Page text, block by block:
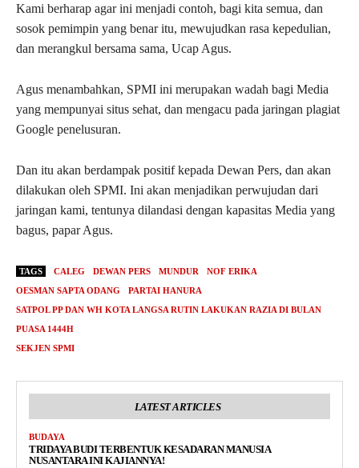
Kami berharap agar ini menjadi contoh, bagi kita semua, dan
sosok pemimpin yang benar itu, mewujudkan rasa kepedulian,
dan merangkul bersama sama, Ucap Agus.
Agus menambahkan, SPMI ini merupakan wadah bagi Media
yang mempunyai situs sehat, dan mengacu pada jaringan plagiat
Google penelusuran.
Dan itu akan berdampak positif kepada Dewan Pers, dan akan
dilakukan oleh SPMI. Ini akan menjadikan perwujudan dari
jaringan kami, tentunya dilandasi dengan kapasitas Media yang
bagus, papar Agus.
TAGS CALEG DEWAN PERS MUNDUR
NOF ERIKA
OESMAN SAPTA ODANG
PARTAI HANURA
SATPOL PP DAN WH KOTA LANGSA RUTIN LAKUKAN RAZIA DI BULAN
PUASA 1444H
SEKJEN SPMI
LATEST ARTICLES
BUDAYA
TRIDAYA BUDI TERBENTUK KESADARAN MANUSIA
NUSANTARA INI KAJIANNYA!